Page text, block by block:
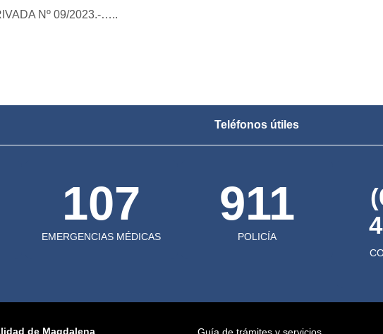
Nº 09/2023.-…..
Teléfonos útiles
107
EMERGENCIAS MÉDICAS
911
POLICÍA
de Magdalena Guía de trámites y servicios